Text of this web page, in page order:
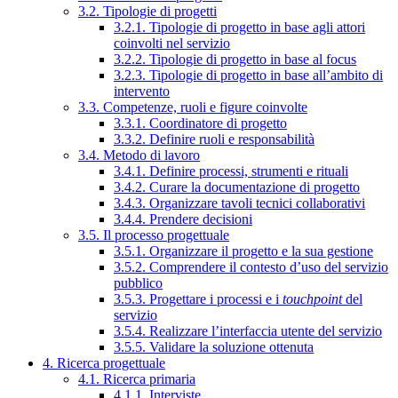
3.2. Tipologie di progetti
3.2.1. Tipologie di progetto in base agli attori
coinvolti nel servizio
3.2.2. Tipologie di progetto in base al focus
3.2.3. Tipologie di progetto in base all’ambito di
intervento
3.3. Competenze, ruoli e figure coinvolte
3.3.1. Coordinatore di progetto
3.3.2. Definire ruoli e responsabilità
3.4. Metodo di lavoro
3.4.1. Definire processi, strumenti e rituali
3.4.2. Curare la documentazione di progetto
3.4.3. Organizzare tavoli tecnici collaborativi
3.4.4. Prendere decisioni
3.5. Il processo progettuale
3.5.1. Organizzare il progetto e la sua gestione
3.5.2. Comprendere il contesto d’uso del servizio
pubblico
3.5.3. Progettare i processi e i touchpointdel
servizio
3.5.4. Realizzare l’interfaccia utente del servizio
3.5.5. Validare la soluzione ottenuta
4. Ricerca progettuale
4.1. Ricerca primaria
4.1.1. Interviste